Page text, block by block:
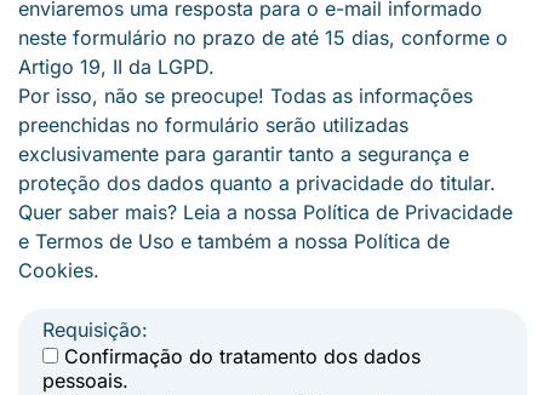
enviaremos uma resposta para o e-mail informado
neste formulário no prazo de até 15 dias, conforme o
Artigo 19, II da LGPD.
Por isso, não se preocupe! Todas as informações
preenchidas no formulário serão utilizadas
exclusivamente para garantir tanto a segurança e
proteção dos dados quanto a privacidade do titular.
Quer saber mais? Leia a nossa Política de Privacidade
e Termos de Uso e também a nossa Política de
Cookies.
Requisição:
Confirmação do tratamento dos dados
pessoais.